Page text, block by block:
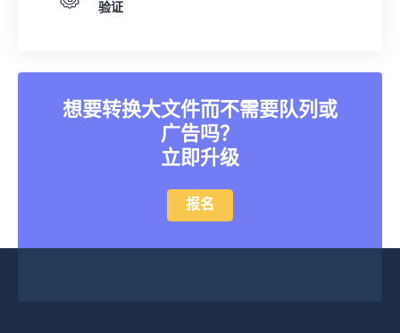
验证
想要转换大文件而不需要队列或
广告吗？
立即升级
报名